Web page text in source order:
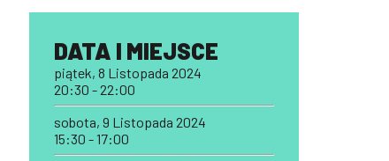
DATA I MIEJSCE
piątek, 8 Listopada 2024
20:30 - 22:00
sobota, 9 Listopada 2024
15:30 - 17:00